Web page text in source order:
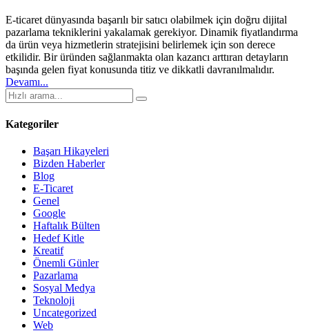
E-ticaret dünyasında başarılı bir satıcı olabilmek için doğru dijital
pazarlama tekniklerini yakalamak gerekiyor. Dinamik fiyatlandırma
da ürün veya hizmetlerin stratejisini belirlemek için son derece
etkilidir. Bir üründen sağlanmakta olan kazancı arttıran detayların
başında gelen fiyat konusunda titiz ve dikkatli davranılmalıdır.
Devamı...
Kategoriler
Başarı Hikayeleri
Bizden Haberler
Blog
E-Ticaret
Genel
Google
Haftalık Bülten
Hedef Kitle
Kreatif
Önemli Günler
Pazarlama
Sosyal Medya
Teknoloji
Uncategorized
Web